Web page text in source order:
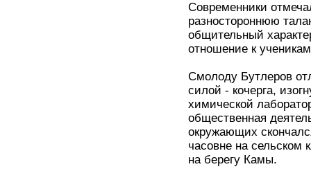
Современники
разностороннюю
общительный
отношение к
Смолоду Бутлеров
силой - кочерга,
химической
общественная
окружающих
часовне на
на берегу Камы.